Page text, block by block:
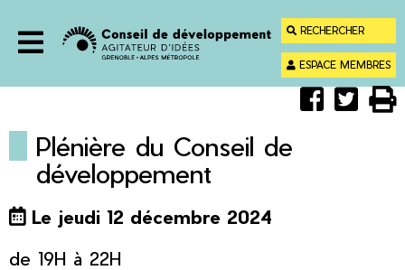
Recherche
RECHERCHER
ESPACE MEMBRES
Partager
sur

sur
 
Plénière du Conseil de
développement
Le jeudi 12 décembre 2024
de 19H à 22H